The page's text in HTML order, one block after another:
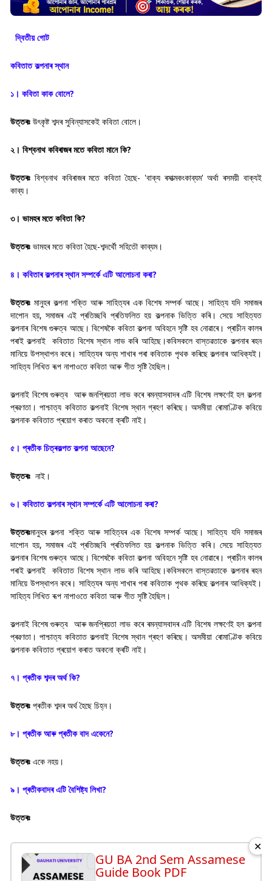
দ্বিতীয় গোট
কবিতাত কল্পনাৰ স্থান
১। কবিতা কাক বোলে?
উত্তৰঃ উৎকৃষ্ট শব্দৰ সুবিন্যাসকেই কবিতা বোলে।
২। বিশ্বনাথ কবিৰাজৰ মতে কবিতা মানে কি?
উত্তৰঃ বিশ্বনাথ কবিৰাজৰ মতে কবিতা হৈছে- 'বাক্য ৰসাত্মকংকাব্যম' অৰ্থা ৰসময়ী বাক্যই
কাব্য।
৩। ভামহৰ মতে কবিতা কি?
উত্তৰঃ ভামহৰ মতে কবিতা হৈছে-শব্দৰ্থৌ সহিতৌ কাব্যম।
৪। কবিতাৰ কল্পনাৰ স্থান সম্পৰ্কে এটি আলোচনা কৰা?
উত্তৰঃ মানুহৰ কল্পনা শক্তি আৰু সাহিত্যৰ এক বিশেষ সম্পৰ্ক আছে। সাহিত্য যদি সমাজৰ
দাপোন হয়, সমাজৰ এই প্ৰতিচ্ছবি প্ৰতিফলিত হয় কল্পনাক ভিত্তি কৰি। সেয়ে সাহিত্যত
কল্পনাৰ বিশেষ গুৰুত্ব আছে। বিশেষকৈ কবিতা কল্পনা অবিহনে সৃষ্টি হব নোৱাৰে। প্ৰাচীন কালৰ
পৰাই কল্পনাই কবিতাত বিশেষ স্থান লাভ কৰি আহিছে।কবিসকলে বাস্তৱতাকে কল্পনাৰ ৰহন
মানিয়ে উপস্থাপন কৰে। সাহিত্যৰ অন্য শাখাৰ পৰা কবিতাক পৃথক কৰিছে কল্পনাৰ আধিক্যই।
সাহিত্য লিখিত ৰূপ নাপাওতে কবিতা আৰু গীত সৃষ্টি হৈছিল।
কল্পনাই বিশেষ গুৰুত্ব আৰু জনপ্ৰিয়তা লাভ কৰে ৰমন্যাসবাদৰ এটি বিশেষ লক্ষণেই হল কল্পনা
প্ৰৱণতা। পাশ্চাত্য কবিতাত কল্পনাই বিশেষ স্থান গ্ৰহণ কৰিছে। অসমীয়া ৰোমাণ্টিক কবিয়ে
কল্পনাক কবিতাত প্ৰয়োগ কৰাত অকনো ক্ৰটি নাই।
৫। প্ৰতীক চিত্ৰকল্পত কল্পনা আছেনে?
উত্তৰঃ নাই।
৬। কবিতাত কল্পনাৰ স্থান সম্পৰ্কে এটি আলোচনা কৰা?
উত্তৰঃমানুহৰ কল্পনা শক্তি আৰু সাহিত্যৰ এক বিশেষ সম্পৰ্ক আছে। সাহিত্য যদি সমাজৰ
দাপোন হয়, সমাজৰ এই প্ৰতিচ্ছবি প্ৰতিফলিত হয় কল্পনাক ভিত্তি কৰি। সেয়ে সাহিত্যত
কল্পনাৰ বিশেষ গুৰুত্ব আছে। বিশেষকৈ কবিতা কল্পনা অবিহনে সৃষ্টি হব নোৱাৰে। প্ৰাচীন কালৰ
পৰাই কল্পনাই কবিতাত বিশেষ স্থান লাভ কৰি আহিছে।কবিসকলে বাস্তৱতাকে কল্পনাৰ ৰহন
মানিয়ে উপস্থাপন কৰে। সাহিত্যৰ অন্য শাখাৰ পৰা কবিতাক পৃথক কৰিছে কল্পনাৰ আধিক্যই।
সাহিত্য লিখিত ৰূপ নাপাওতে কবিতা আৰু গীত সৃষ্টি হৈছিল।
কল্পনাই বিশেষ গুৰুত্ব আৰু জনপ্ৰিয়তা লাভ কৰে ৰমন্যাসবাদৰ এটি বিশেষ লক্ষণেই হল কল্পনা
প্ৰৱণতা। পাশ্চাত্য কবিতাত কল্পনাই বিশেষ স্থান গ্ৰহণ কৰিছে। অসমীয়া ৰোমাণ্টিক কবিয়ে
কল্পনাক কবিতাত প্ৰয়োগ কৰাত অকনো ক্ৰটি নাই।
৭। প্ৰতীক শব্দৰ অৰ্থ কি?
উত্তৰঃ প্ৰতীক শব্দৰ অৰ্থ হৈছে চিহ্ন।
৮। প্ৰতীক আৰু প্ৰতীক বাদ একেনে?
উত্তৰঃ একে নহয়।
৯। প্ৰতীকবাদৰ এটি বৈশিষ্ট্য লিখা?
উত্তৰঃ
GU BA 2nd Sem Assamese
Guide Book PDF
✕